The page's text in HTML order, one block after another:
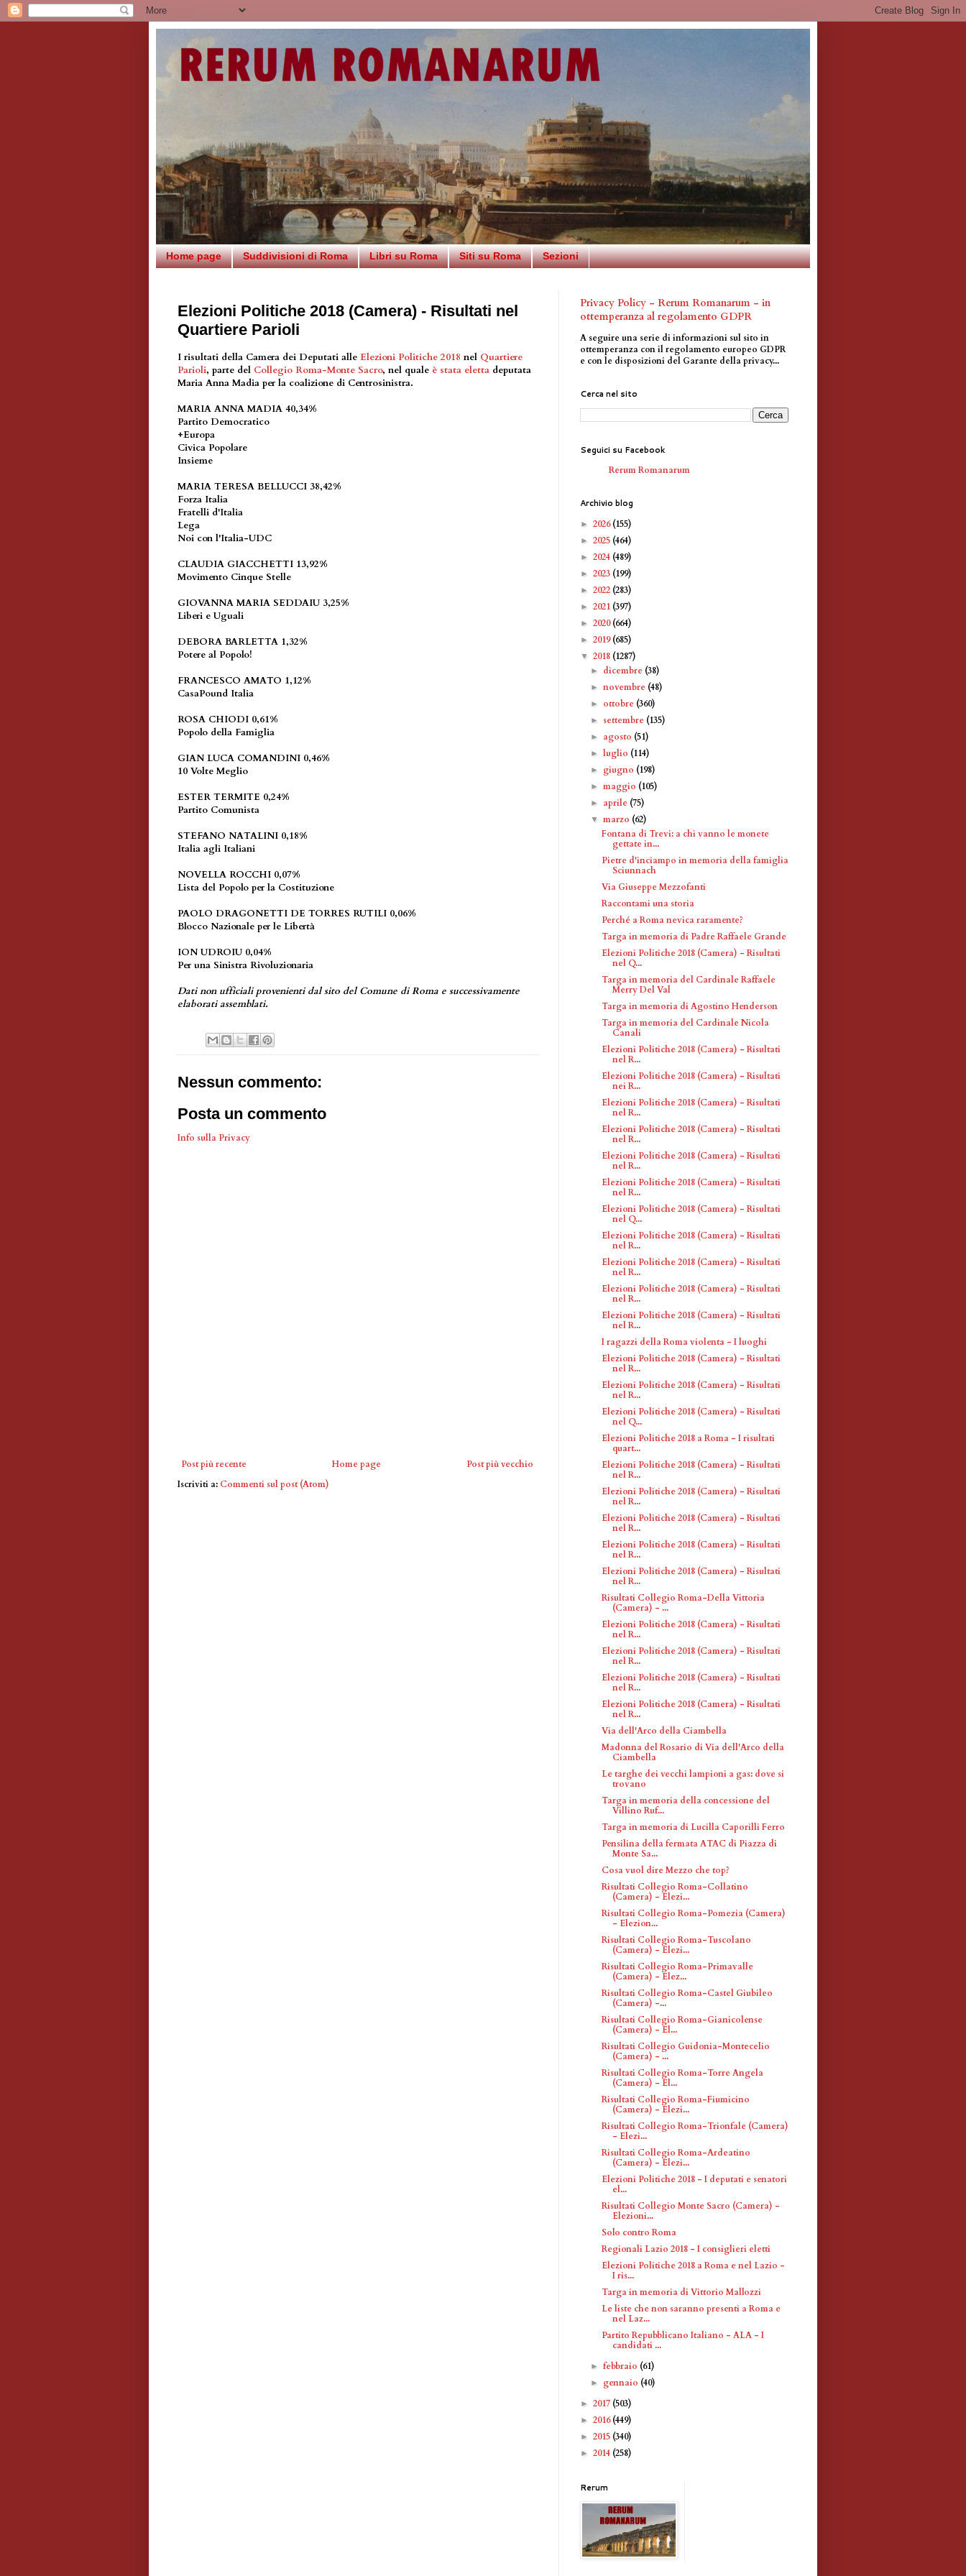
Home page Suddivisioni di Roma Libri su Roma Siti su Roma Sezioni
Elezioni Politiche 2018 (Camera) - Risultati nel
Quartiere Parioli
I risultati della Camera dei Deputati alle Elezioni Politiche 2018 nel Quartiere
Parioli, parte del Collegio Roma-Monte Sacro, nel quale è stata eletta deputata
Maria Anna Madia per la coalizione di Centrosinistra.
MARIA ANNA MADIA 40,34%
Partito Democratico
+Europa
Civica Popolare
Insieme
MARIA TERESA BELLUCCI 38,42%
Forza Italia
Fratelli d'Italia
Lega
Noi con l'Italia-UDC
CLAUDIA GIACCHETTI 13,92%
Movimento Cinque Stelle
GIOVANNA MARIA SEDDAIU 3,25%
Liberi e Uguali
DEBORA BARLETTA 1,32%
Potere al Popolo!
FRANCESCO AMATO 1,12%
CasaPound Italia
ROSA CHIODI 0,61%
Popolo della Famiglia
GIAN LUCA COMANDINI 0,46%
10 Volte Meglio
ESTER TERMITE 0,24%
Partito Comunista
STEFANO NATALINI 0,18%
Italia agli Italiani
NOVELLA ROCCHI 0,07%
Lista del Popolo per la Costituzione
PAOLO DRAGONETTI DE TORRES RUTILI 0,06%
Blocco Nazionale per le Libertà
ION UDROIU 0,04%
Per una Sinistra Rivoluzionaria
Dati non ufficiali provenienti dal sito del Comune di Roma e successivamente
elaborati assemblati.
Nessun commento:
Posta un commento
Info sulla Privacy
Post più recente Post più vecchio
Home page
Iscriviti a: Commenti sul post (Atom)
Privacy Policy - Rerum Romanarum - in
ottemperanza al regolamento GDPR
A seguire una serie di informazioni sul sito in
ottemperanza con il regolamento europeo GDPR
e con le disposizioni del Garante della privacy...
Cerca nel sito
Seguici su Facebook
Rerum Romanarum
Archivio blog
► 2026(155)
► 2025 (464)
► 2024 (489)
► 2023 (199)
► 2022 (283)
► 2021 (397)
► 2020(664)
► 2019(685)
▼ 2018 (1287)
► dicembre (38)
►novembre (48)
► ottobre (360)
► settembre (135)
► agosto (51)
►luglio (114)
► giugno (198)
►maggio (105)
► aprile (75)
▼marzo (62)
Fontana di Trevi: a chi vanno le monete
gettate in...
Pietre d'inciampo in memoria della famiglia
Sciunnach
Via Giuseppe Mezzofanti
Raccontami una storia
Perché a Roma nevica raramente?
Targa in memoria di Padre Raffaele Grande
Elezioni Politiche 2018 (Camera) - Risultati
nel Q...
Targa in memoria del Cardinale Raffaele
Merry Del Val
Targa in memoria di Agostino Henderson
Targa in memoria del Cardinale Nicola
Canali
Elezioni Politiche 2018 (Camera) - Risultati
nel R...
Elezioni Politiche 2018 (Camera) - Risultati
nei R...
Elezioni Politiche 2018 (Camera) - Risultati
nel R...
Elezioni Politiche 2018 (Camera) - Risultati
nel R...
Elezioni Politiche 2018 (Camera) - Risultati
nel R...
Elezioni Politiche 2018 (Camera) - Risultati
nel R...
Elezioni Politiche 2018 (Camera) - Risultati
nel Q...
Elezioni Politiche 2018 (Camera) - Risultati
nel R...
Elezioni Politiche 2018 (Camera) - Risultati
nel R...
Elezioni Politiche 2018 (Camera) - Risultati
nel R...
Elezioni Politiche 2018 (Camera) - Risultati
nel R...
I ragazzi della Roma violenta - I luoghi
Elezioni Politiche 2018 (Camera) - Risultati
nel R...
Elezioni Politiche 2018 (Camera) - Risultati
nel R...
Elezioni Politiche 2018 (Camera) - Risultati
nel Q...
Elezioni Politiche 2018 a Roma - I risultati
quart...
Elezioni Politiche 2018 (Camera) - Risultati
nel R...
Elezioni Politiche 2018 (Camera) - Risultati
nel R...
Elezioni Politiche 2018 (Camera) - Risultati
nel R...
Elezioni Politiche 2018 (Camera) - Risultati
nel R...
Elezioni Politiche 2018 (Camera) - Risultati
nel R...
Risultati Collegio Roma-Della Vittoria
(Camera) - ...
Elezioni Politiche 2018 (Camera) - Risultati
nel R...
Elezioni Politiche 2018 (Camera) - Risultati
nel R...
Elezioni Politiche 2018 (Camera) - Risultati
nel R...
Elezioni Politiche 2018 (Camera) - Risultati
nel R...
Via dell'Arco della Ciambella
Madonna del Rosario di Via dell'Arco della
Ciambella
Le targhe dei vecchi lampioni a gas: dove si
trovano
Targa in memoria della concessione del
Villino Ruf...
Targa in memoria di Lucilla Caporilli Ferro
Pensilina della fermata ATAC di Piazza di
Monte Sa...
Cosa vuol dire Mezzo che top?
Risultati Collegio Roma-Collatino
(Camera) - Elezi...
Risultati Collegio Roma-Pomezia (Camera)
- Elezion...
Risultati Collegio Roma-Tuscolano
(Camera) - Elezi...
Risultati Collegio Roma-Primavalle
(Camera) - Elez...
Risultati Collegio Roma-Castel Giubileo
(Camera) -...
Risultati Collegio Roma-Gianicolense
(Camera) - El...
Risultati Collegio Guidonia-Montecelio
(Camera) - ...
Risultati Collegio Roma-Torre Angela
(Camera) - El...
Risultati Collegio Roma-Fiumicino
(Camera) - Elezi...
Risultati Collegio Roma-Trionfale (Camera)
- Elezi...
Risultati Collegio Roma-Ardeatino
(Camera) - Elezi...
Elezioni Politiche 2018 - I deputati e senatori
el...
Risultati Collegio Monte Sacro (Camera) -
Elezioni...
Solo contro Roma
Regionali Lazio 2018 - I consiglieri eletti
Elezioni Politiche 2018 a Roma e nel Lazio -
I ris...
Targa in memoria di Vittorio Mallozzi
Le liste che non saranno presenti a Roma e
nel Laz...
Partito Repubblicano Italiano - ALA - I
candidati ...
►febbraio (61)
► gennaio (40)
► 2017 (503)
► 2016(449)
► 2015 (340)
► 2014 (258)
Rerum